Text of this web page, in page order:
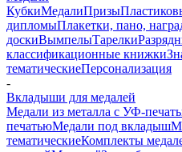
КубкиМедалиПризы
дипломыПлакетки, пано,
доскиВымпелыТарелки
классификационные книжки
тематическиеПерсонализация
-
Вкладыши для медалей
Медали из металла с УФ-
печатьюМедали под вкладыш
тематическиеКомплекты